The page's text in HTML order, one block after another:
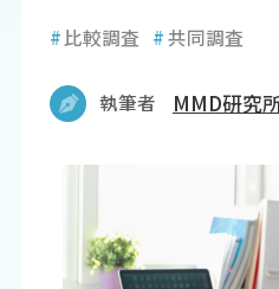
# 比較調査 #共同調査
執筆者 MMD研究